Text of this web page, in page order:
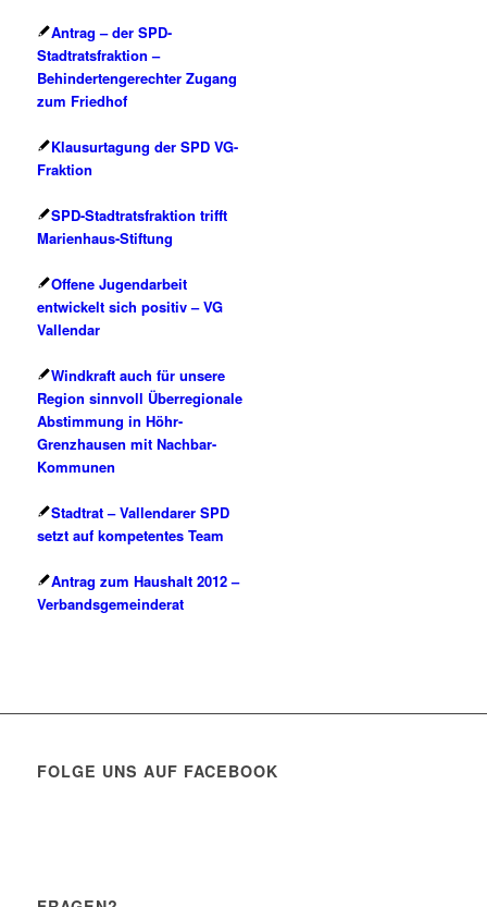
Antrag – der SPD-
Stadtratsfraktion –
Behindertengerechter Zugang
zum Friedhof
Klausurtagung der SPD VG-
Fraktion
SPD-Stadtratsfraktion trifft
Marienhaus-Stiftung
Offene Jugendarbeit
entwickelt sich positiv – VG
Vallendar
Windkraft auch für unsere
Region sinnvoll Überregionale
Abstimmung in Höhr-
Grenzhausen mit Nachbar-
Kommunen
Stadtrat – Vallendarer SPD
setzt auf kompetentes Team
Antrag zum Haushalt 2012 –
Verbandsgemeinderat
FOLGE UNS AUF FACEBOOK